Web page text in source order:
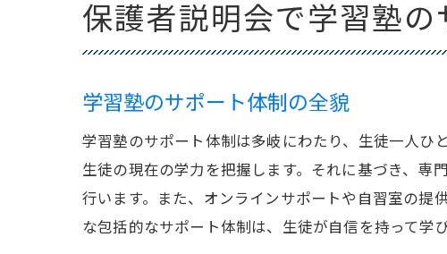
保護者説明会で学習塾
学習塾のサポート体制の全貌
学習塾のサポート体制は多岐にわたり、生徒一人ひ
生徒の現在の学力を把握します。それに基づき、専
行います。また、オンラインサポートや自習室の提
な包括的なサポート体制は、生徒が自信を持って学